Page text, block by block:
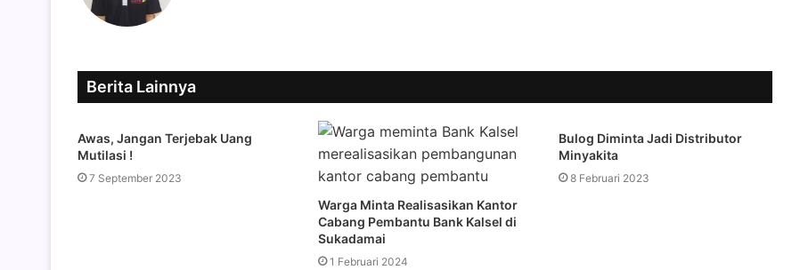
Berita Lainnya
Awas, Jangan Terjebak Uang
Mutilasi !
7 September 2023
Warga Minta Realisasikan Kantor
Cabang Pembantu Bank Kalsel di
Sukadamai
1 Februari 2024
Bulog Diminta Jadi Distributor
Minyakita
8 Februari 2023